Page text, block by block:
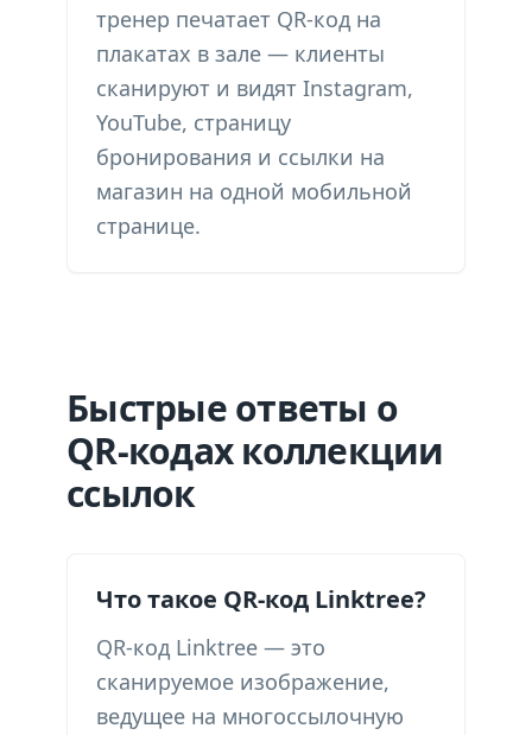
тренер печатает QR-код на
плакатах в зале — клиенты
сканируют и видят Instagram,
YouTube, страницу
бронирования и ссылки на
магазин на одной мобильной
странице.
Быстрые ответы о
QR-кодах коллекции
ссылок
Что такое QR-код Linktree?
QR-код Linktree — это
сканируемое изображение,
ведущее на многоссылочную